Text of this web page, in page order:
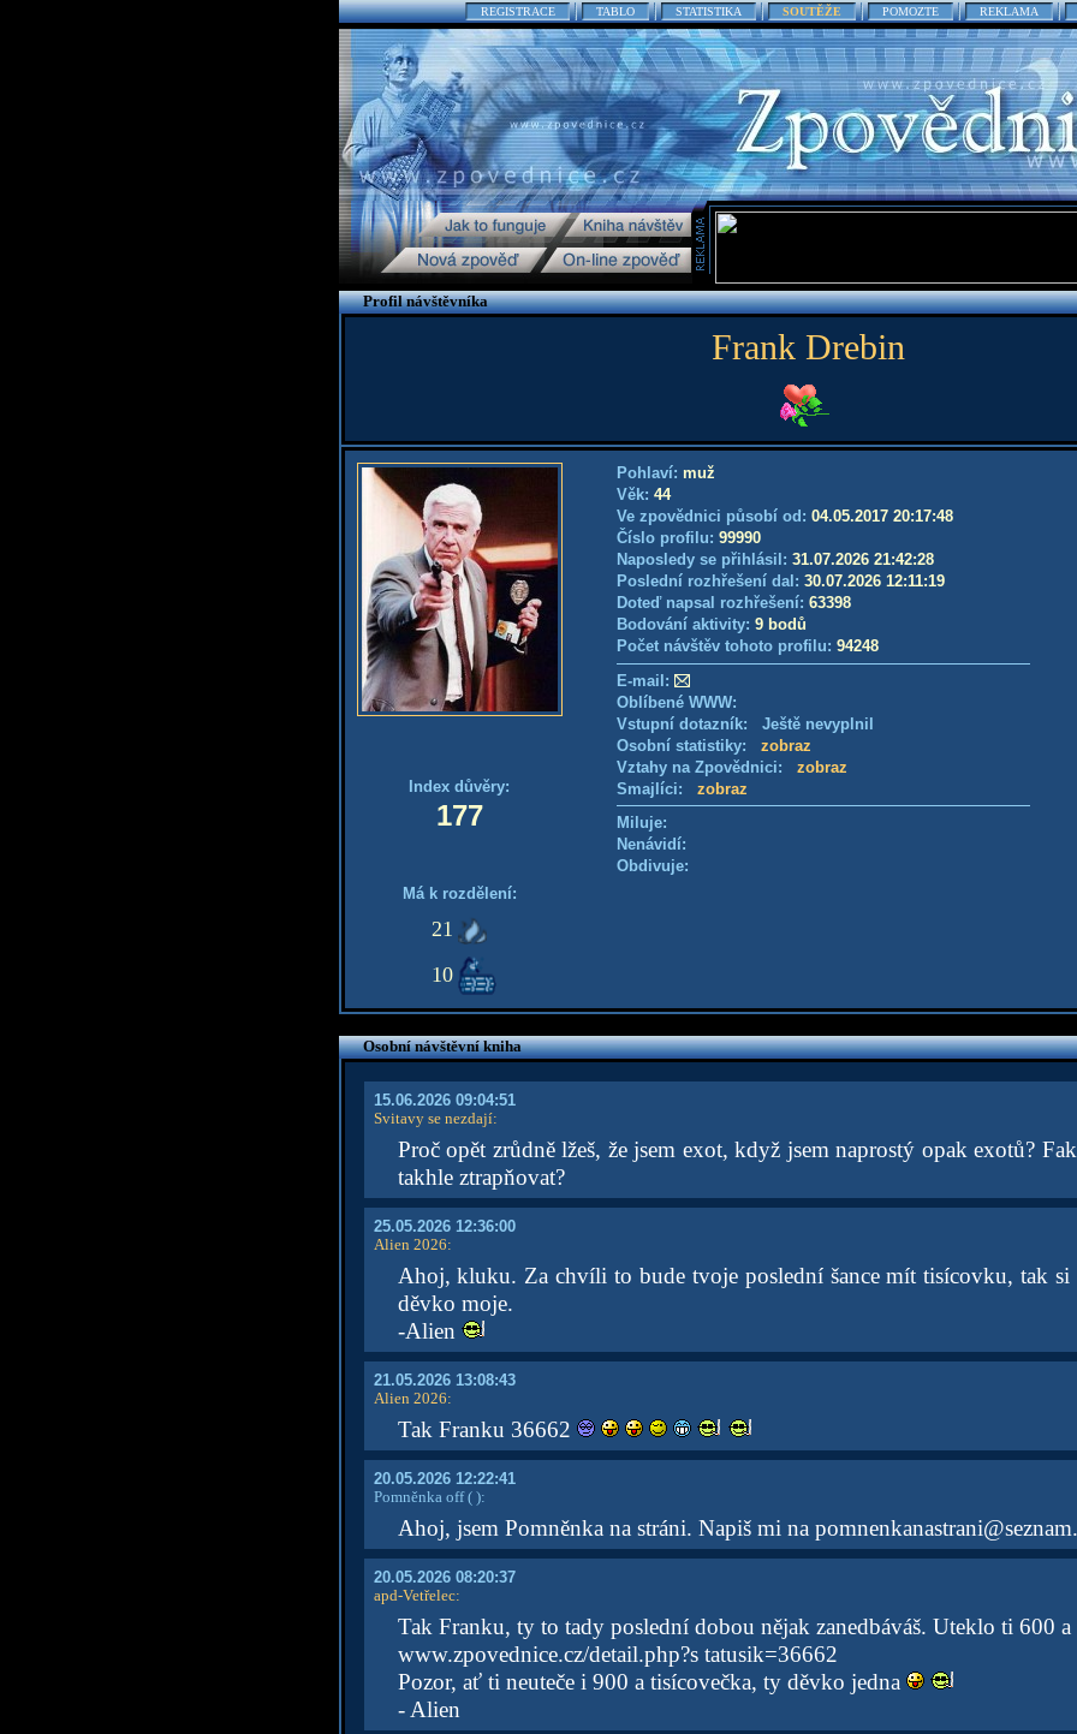
REGISTRACE TABLO STATISTIKA SOUTĚŽE POMOZTE REKLAMA
Profil návštěvníka
Frank Drebin
Index důvěry:
177
Má k rozdělení:
21
10
Pohlaví: muž
Věk: 44
Ve zpovědnici působí od: 04.05.2017 20:17:48
Číslo profilu: 99990
Naposledy se přihlásil: 31.07.2026 21:42:28
Poslední rozhřešení dal: 30.07.2026 12:11:19
Doteď napsal rozhřešení: 63398
Bodování aktivity: 9 bodů
Počet návštěv tohoto profilu: 94248
E-mail:
Oblíbené WWW:
Vstupní dotazník: Ještě nevyplnil
Osobní statistiky: zobraz
Vztahy na Zpovědnici: zobraz
Smajlíci: zobraz
Miluje:
Nenávidí:
Obdivuje:
Osobní návštěvní kniha
15.06.2026 09:04:51
Svitavy se nezdají:
Proč opět zrůdně lžeš, že jsem exot, když jsem naprostý opak exotů?
takhle ztrapňovat?
25.05.2026 12:36:00
Alien 2026:
Ahoj, kluku. Za chvíli to bude tvoje poslední šance mít tisícovku, tak
děvko moje.
-Alien
21.05.2026 13:08:43
Alien 2026:
Tak Franku 36662
20.05.2026 12:22:41
Pomněnka off( ):
Ahoj, jsem Pomněnka na stráni. Napiš mi na
20.05.2026 08:20:37
apd-Vetřelec:
Tak Franku, ty to tady poslední dobou nějak zanedbáváš. Uteklo ti 600
www.zpovednice.cz/detail.php?s tatusik=36662
Pozor, ať ti neuteče i 900 a tisícovečka, ty děvko jedna
- Alien